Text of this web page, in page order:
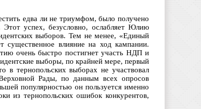
едва ли не триумфом, было получено
Этот успех, безусловно, ослабляет Юлию
выборов. Тем не менее, «Единый
существенное влияние на ход кампании.
очень быстро постигнет участь НДП и
выборы, по крайней мере, первый
в тернопольских выборах не участвовал
Рады, по данным всех опросов
популярностью он пользуется именно
из тернопольских ошибок конкурентов,